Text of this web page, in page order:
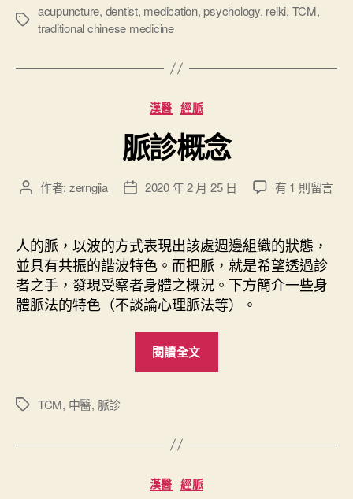
的
”
標
acupuncture, dentist, medication,psychology, reiki, TCM,
traditional chinese medicine
分
類
漢醫 經脈
脈診概念
文
者
作者: zerngjia
文
佈
日
期
2020 年 2 月 25 日
在
診
概
念
〉
有 1 則留言
人的脈，以波的方式表現出該處週邊組織的狀態，
並具有共振的諧波特色。而把脈，就是希望透過診
者之手，發現受察者身體之概況。下方簡介一些身
體脈法的特色（不談論心理脈法等）。
閱讀全文
”
標
TCM, 中醫, 脈診
分
漢醫 經脈